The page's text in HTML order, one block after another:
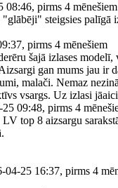
08:46, pirms 4 mēnešiem
steigsies palīgā
pirms 4 mēnešiem
šajā izlases modelī,
gan mums jau ir
malači. Nemaz
vsargs. Uz izlasi
09:48, pirms 4
top 8 aizsargu
04-25 16:37, pirms 4